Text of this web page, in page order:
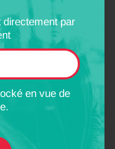
directement par
en vue de
l’association ASTUS